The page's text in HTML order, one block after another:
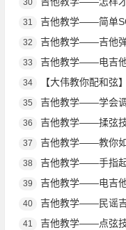
30
31 吉他教学——简单
32 吉他教学——吉他
33 吉他教学——电吉
34 【大伟教你配和弦
35 吉他教学——学会
36 吉他教学——揉弦
37 吉他教学——教你如
38 吉他教学——手指
39 吉他教学——电吉
40 吉他教学——民谣
41 吉他教学——点弦